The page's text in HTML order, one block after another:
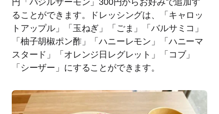
円「バジルサーモン」300円からお好みで追加す
ることができます。ドレッシングは、「キャロッ
トアップル」「玉ねぎ」「ごま」「バルサミコ」
「柚子胡椒ポン酢」「ハニーレモン」「ハニーマ
スタード」「オレンジ日レグレット」「コブ」
「シーザー」にすることができます。